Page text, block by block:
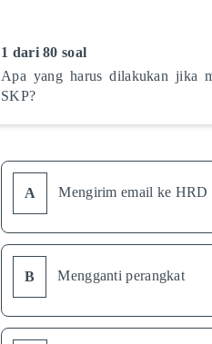
1 dari 80 soal
Apa yang harus dilakukan jika
SKP?
A Mengirim email ke HRD
B Mengganti perangkat